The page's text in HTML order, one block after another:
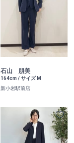
石山 朋美
164cm / サイズ M
新小岩駅前店